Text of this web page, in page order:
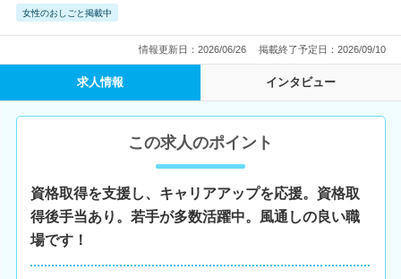
女性のおしごと掲載中
情報更新日：2026/06/26 掲載終了予定日：2026/09/10
求人情報 インタビュー
この求人のポイント
資格取得を支援し、キャリアアップを応援。資格取
得後手当あり。若手が多数活躍中。風通しの良い職
場です！